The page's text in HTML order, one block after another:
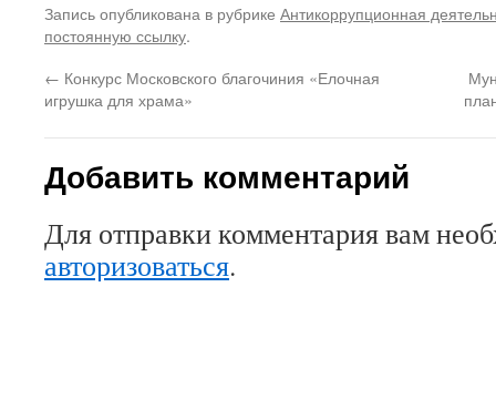
Запись опубликована в рубрике Антикоррупционная
постоянную ссылку.
← Конкурс Московского благочиния «Елочная
игрушка для храма»
Добавить комментарий
Для отправки комментария вам
авторизоваться.